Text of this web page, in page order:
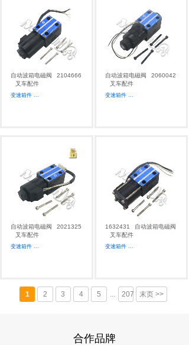
自动波箱电磁阀
2104666
叉车配件
变速箱件 ...
自动波箱电磁阀
2060042
叉车配件
变速箱件 ...
自动波箱电磁阀
2021325
叉车配件
变速箱件 ...
1632431
自动波箱电磁阀
叉车配件
变速箱件 ...
1 2 3 4 5 ... 207 末页 >>
合作品牌